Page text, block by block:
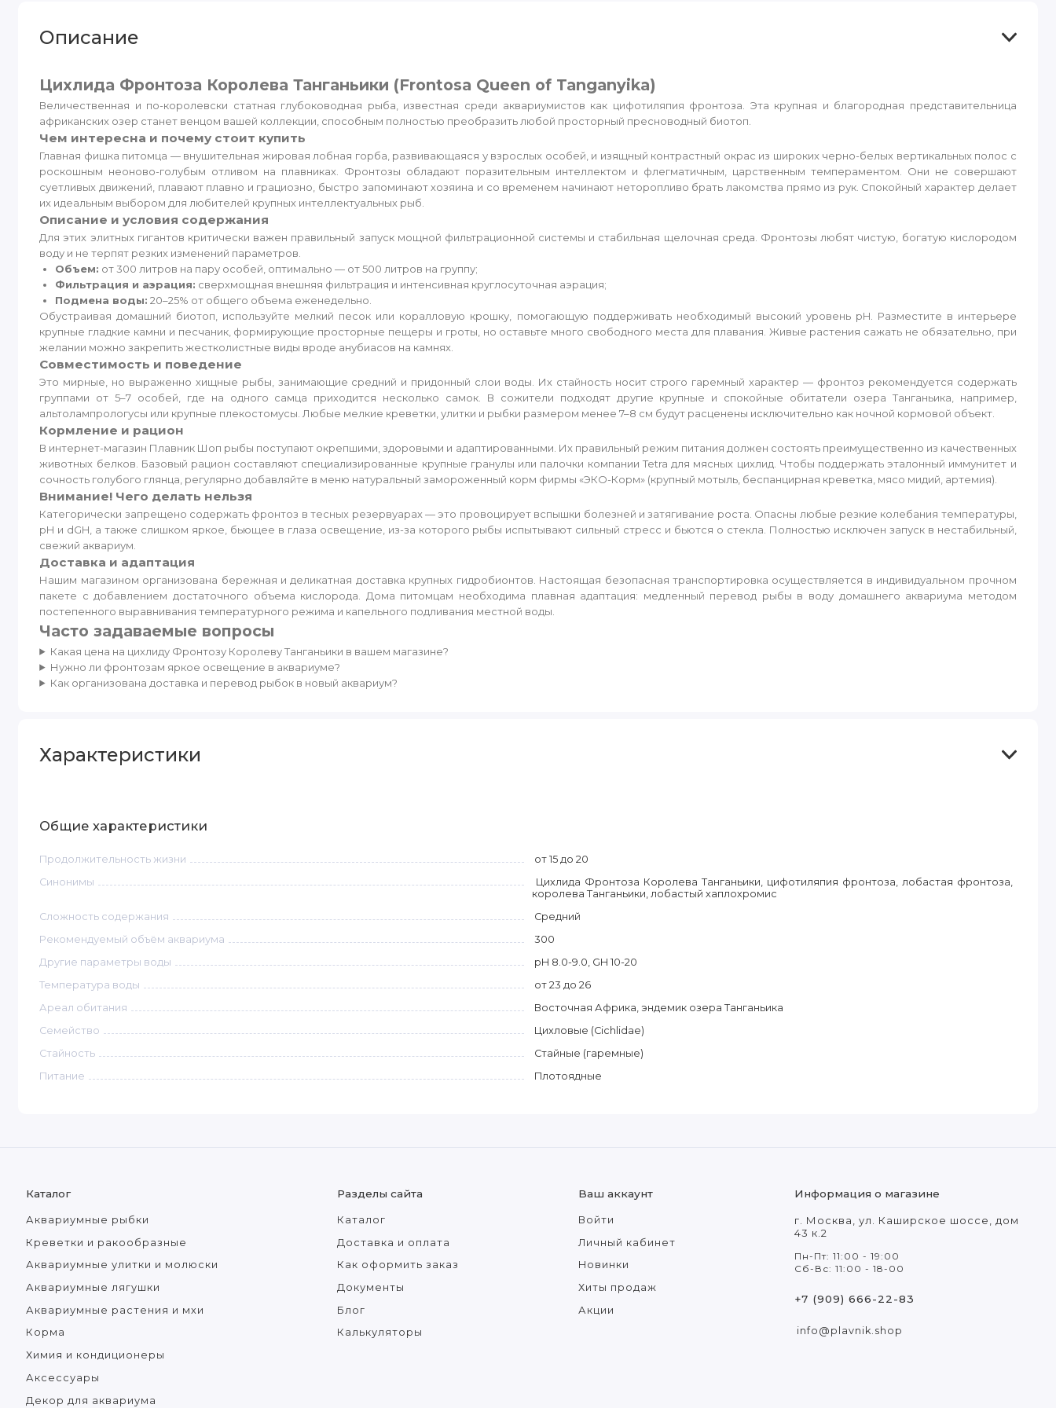
Описание
Цихлида Фронтоза Королева Танганьики (Frontosa Queen of Tanganyika)
Величественная и по-королевски статная глубоководная рыба, известная среди аквариумистов как цифотиляпия фронтоза. Эта крупная и благородная представительница
африканских озер станет венцом вашей коллекции, способным полностью преобразить любой просторный пресноводный биотоп.
Чем интересна и почему стоит купить
Главная фишка питомца — внушительная жировая лобная горба, развивающаяся у взрослых особей, и изящный контрастный окрас из широких черно-белых вертикальных полос с
роскошным неоново-голубым отливом на плавниках. Фронтозы обладают поразительным интеллектом и флегматичным, царственным темпераментом. Они не совершают
суетливых движений, плавают плавно и грациозно, быстро запоминают хозяина и со временем начинают неторопливо брать лакомства прямо из рук. Спокойный характер делает
их идеальным выбором для любителей крупных интеллектуальных рыб.
Описание и условия содержания
Для этих элитных гигантов критически важен правильный запуск мощной фильтрационной системы и стабильная щелочная среда. Фронтозы любят чистую, богатую кислородом
воду и не терпят резких изменений параметров.
Объем: от 300 литров на пару особей, оптимально — от 500 литров на группу;
Фильтрация и аэрация: сверхмощная внешняя фильтрация и интенсивная круглосуточная аэрация;
Подмена воды: 20–25% от общего объема еженедельно.
Обустраивая домашний биотоп, используйте мелкий песок или коралловую крошку, помогающую поддерживать необходимый высокий уровень pH. Разместите в интерьере
крупные гладкие камни и песчаник, формирующие просторные пещеры и гроты, но оставьте много свободного места для плавания. Живые растения сажать не обязательно, при
желании можно закрепить жестколистные виды вроде анубиасов на камнях.
Совместимость и поведение
Это мирные, но выраженно хищные рыбы, занимающие средний и придонный слои воды. Их стайность носит строго гаремный характер — фронтоз рекомендуется содержать
группами от 5–7 особей, где на одного самца приходится несколько самок. В сожители подходят другие крупные и спокойные обитатели озера Танганьика, например,
альтолампрологусы или крупные плекостомусы. Любые мелкие креветки, улитки и рыбки размером менее 7–8 см будут расценены исключительно как ночной кормовой объект.
Кормление и рацион
В интернет-магазин Плавник Шоп рыбы поступают окрепшими, здоровыми и адаптированными. Их правильный режим питания должен состоять преимущественно из качественных
животных белков. Базовый рацион составляют специализированные крупные гранулы или палочки компании Tetra для мясных цихлид. Чтобы поддержать эталонный иммунитет и
сочность голубого глянца, регулярно добавляйте в меню натуральный замороженный корм фирмы «ЭКО-Корм» (крупный мотыль, беспанцирная креветка, мясо мидий, артемия).
Внимание! Чего делать нельзя
Категорически запрещено содержать фронтоз в тесных резервуарах — это провоцирует вспышки болезней и затягивание роста. Опасны любые резкие колебания температуры,
pH и dGH, а также слишком яркое, бьющее в глаза освещение, из-за которого рыбы испытывают сильный стресс и бьются о стекла. Полностью исключен запуск в нестабильный,
свежий аквариум.
Доставка и адаптация
Нашим магазином организована бережная и деликатная доставка крупных гидробионтов. Настоящая безопасная транспортировка осуществляется в индивидуальном прочном
пакете с добавлением достаточного объема кислорода. Дома питомцам необходима плавная адаптация: медленный перевод рыбы в воду домашнего аквариума методом
постепенного выравнивания температурного режима и капельного подливания местной воды.
Часто задаваемые вопросы
Какая цена на цихлиду Фронтозу Королеву Танганьики в вашем магазине?
Нужно ли фронтозам яркое освещение в аквариуме?
Как организована доставка и перевод рыбок в новый аквариум?
Характеристики
Общие характеристики
Продолжительность жизни
от 15 до 20
Синонимы
Цихлида Фронтоза Королева Танганьики, цифотиляпия фронтоза, лобастая фронтоза,
королева Танганьики, лобастый хаплохромис
Сложность содержания
Средний
Рекомендуемый объём аквариума
300
Другие параметры воды
pH 8.0-9.0, GH 10-20
Температура воды
от 23 до 26
Ареал обитания
Восточная Африка, эндемик озера Танганьика
Семейство
Цихловые (Cichlidae)
Стайность
Стайные (гаремные)
Питание
Плотоядные
Каталог
Аквариумные рыбки
Креветки и ракообразные
Аквариумные улитки и молюски
Аквариумные лягушки
Аквариумные растения и мхи
Корма
Химия и кондиционеры
Аксессуары
Декор для аквариума
Разделы сайта
Каталог
Доставка и оплата
Как оформить заказ
Документы
Блог
Калькуляторы
Ваш аккаунт
Войти
Личный кабинет
Новинки
Хиты продаж
Акции
Информация о магазине
г. Москва, ул. Каширское шоссе, дом
43 к.2
Пн-Пт: 11:00 - 19:00
Сб-Вс: 11:00 - 18-00
+7 (909) 666-22-83
info@plavnik.shop